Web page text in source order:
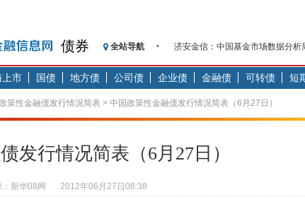
债券 全站导航
济安金信：中国基金市场数据分析
【见·闻】疫情下，新加坡旅游业
记者手记：疫情下的香港零售业如
【见·闻】疫情下一家香港传统零
济安金信：中国基金市场数据分析
【新华财经调查】同业存单、结
在“隐秘的角落”
央行公开市场净投放300亿元 短端
基本面及股市双轮冲击 债市回调
上市 国债 地方债 公司债 企业债 金融债 可转债 短
策性金融债发行情况简表 > 中国政策性金融债发行情况简表（6月27日）
发行情况简表（6月27日）
：新华08网 2012年06月27日08:38